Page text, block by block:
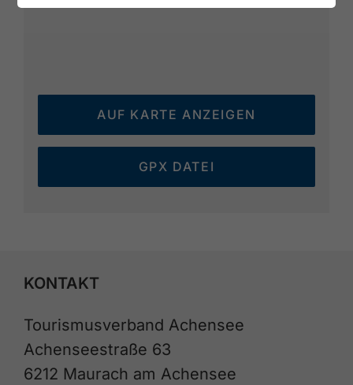
AUF KARTE ANZEIGEN
GPX DATEI
KONTAKT
Tourismusverband Achensee
Achenseestraße 63
6212 Maurach am Achensee